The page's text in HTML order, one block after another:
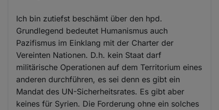
Ich bin zutiefst beschämt über den hpd.
Grundlegend bedeutet Humanismus auch
Pazifismus im Einklang mit der Charter der
Vereinten Nationen. D.h. kein Staat darf
militärische Operationen auf dem Territorium eines
anderen durchführen, es sei denn es gibt ein
Mandat des UN-Sicherheitsrates. Es gibt aber
keines für Syrien. Die Forderung ohne ein solches